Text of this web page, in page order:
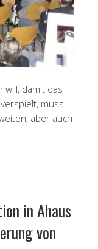
will, damit das
muss
aber auch
in Ahaus
von